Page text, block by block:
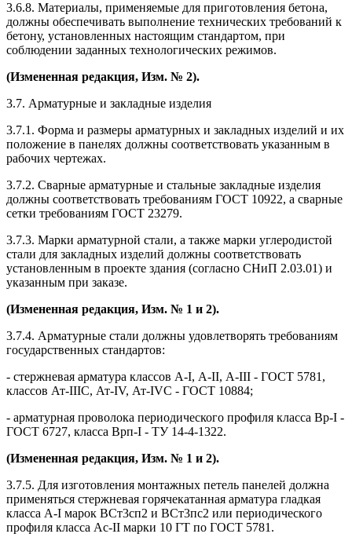
3.6.8. Материалы, применяемые для приготовления бетона,
должны обеспечивать выполнение технических требований к
бетону, установленных настоящим стандартом, при
соблюдении заданных технологических режимов.
(Измененная редакция, Изм. № 2).
3.7. Арматурные и закладные изделия
3.7.1. Форма и размеры арматурных и закладных изделий и их
положение в панелях должны соответствовать указанным в
рабочих чертежах.
3.7.2. Сварные арматурные и стальные закладные изделия
должны соответствовать требованиям ГОСТ 10922, а сварные
сетки требованиям ГОСТ 23279.
3.7.3. Марки арматурной стали, а также марки углеродистой
стали для закладных изделий должны соответствовать
установленным в проекте здания (согласно СНиП 2.03.01) и
указанным при заказе.
(Измененная редакция, Изм. № 1 и 2).
3.7.4. Арматурные стали должны удовлетворять требованиям
государственных стандартов:
- стержневая арматура классов А-I, А-II, А-III - ГОСТ 5781,
классов Ат-IIIС, Ат-IV, Ат-IVС - ГОСТ 10884;
- арматурная проволока периодического профиля класса Вр-I -
ГОСТ 6727, класса Врп-I - ТУ 14-4-1322.
(Измененная редакция, Изм. № 1 и 2).
3.7.5. Для изготовления монтажных петель панелей должна
применяться стержневая горячекатанная арматура гладкая
класса А-I марок ВСт3сп2 и ВСт3пс2 или периодического
профиля класса Ас-II марки 10 ГТ по ГОСТ 5781.